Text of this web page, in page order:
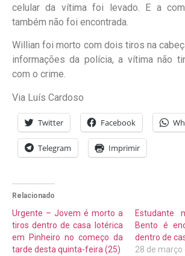
celular da vítima foi levado. E a
também não foi encontrada.
Willian foi morto com dois tiros na
informações da polícia, a vítima não
com o crime.
Via Luís Cardoso
Twitter Facebook
Telegram Imprimir
Relacionado
Urgente – Jovem é morto a
tiros dentro de casa lotérica
em Pinheiro no começo da
tarde desta quinta-feira (25)
Estudante
Bento é
dentro de
28 de março